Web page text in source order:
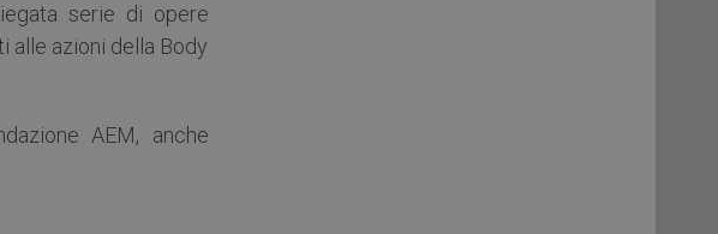
serie di opere
alle azioni della Body
AEM, anche